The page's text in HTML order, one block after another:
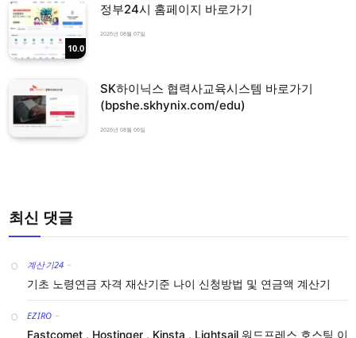
10.0
정부24시 홈페이지 바로가기
2026년 08월 07일
SK하이닉스 협력사교육시스템 바로가기
(bpshe.skhynix.com/edu)
2026년 08월 06일
최신 댓글
계산기24 -
기초 노령연금 자격 재산기준 나이 신청방법 및 연금액 계산기
EZIRO -
Fastcomet , Hostinger , Kinsta , Lightsail 워드프레스 호스팅 이